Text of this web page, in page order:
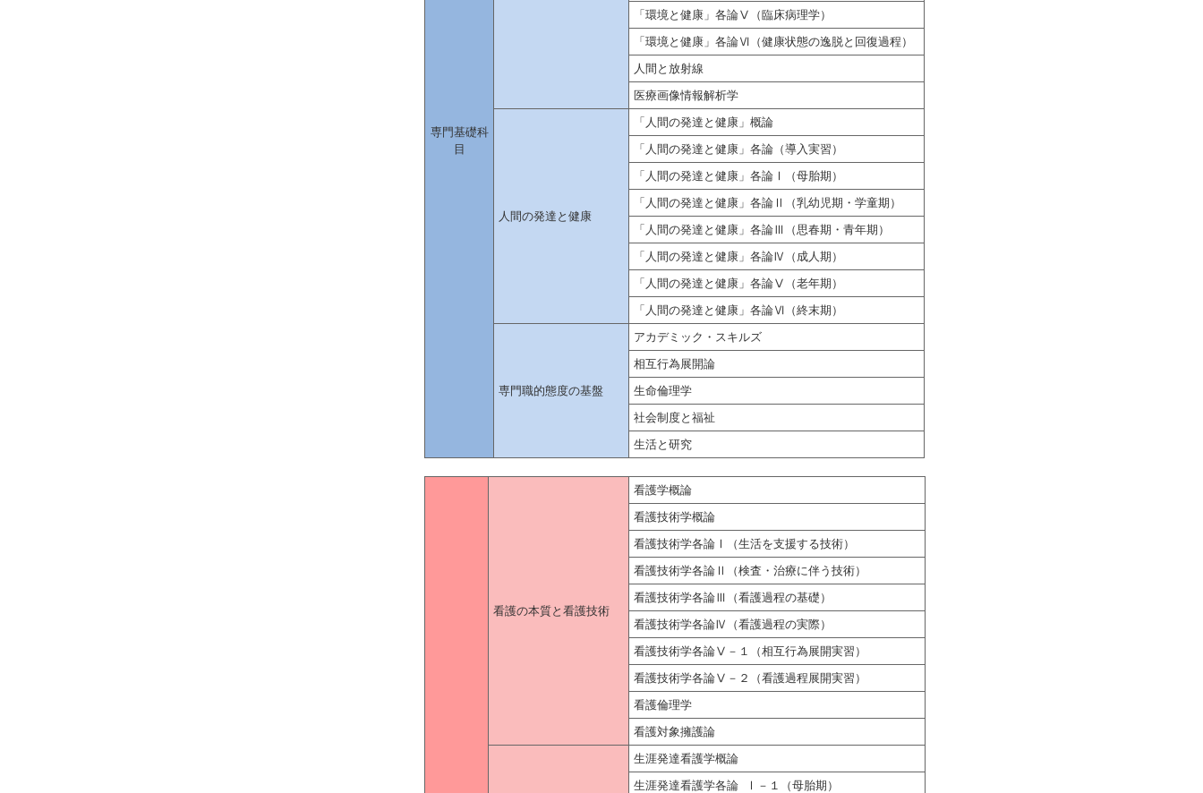
専門基礎科
目
「環境と健康」各論Ⅴ（臨床病理学）
「環境と健康」各論Ⅵ（健康状態の逸脱と回復過程）
人間と放射線
医療画像情報解析学
人間の発達と健康
「人間の発達と健康」概論
「人間の発達と健康」各論（導入実習）
「人間の発達と健康」各論Ⅰ（母胎期）
「人間の発達と健康」各論Ⅱ（乳幼児期・学童期）
「人間の発達と健康」各論Ⅲ（思春期・青年期）
「人間の発達と健康」各論Ⅳ（成人期）
「人間の発達と健康」各論Ⅴ（老年期）
「人間の発達と健康」各論Ⅵ（終末期）
専門職的態度の基盤
アカデミック・スキルズ
相互行為展開論
生命倫理学
社会制度と福祉
生活と研究
看護の本質と看護技術
看護学概論
看護技術学概論
看護技術学各論Ⅰ（生活を支援する技術）
看護技術学各論Ⅱ（検査・治療に伴う技術）
看護技術学各論Ⅲ（看護過程の基礎）
看護技術学各論Ⅳ（看護過程の実際）
看護技術学各論Ⅴ－１（相互行為展開実習）
看護技術学各論Ⅴ－２（看護過程展開実習）
看護倫理学
看護対象擁護論
生涯発達看護学概論
生涯発達看護学各論 Ⅰ－１（母胎期）